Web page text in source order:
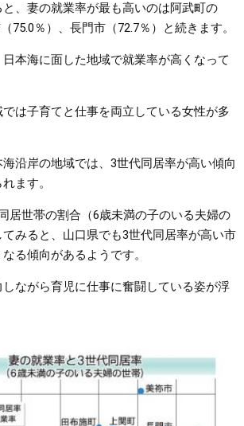
、妻の就業率が最も高いのは阿武町の
75.0％）、長門市（72.7％）と続きます。
本海に面した地域で就業率が高くなって
は子育てと仕事を両立している女性が多
沿岸の地域では、3世代同居率が高い傾向
ます。
居世帯の割合（6歳未満の子のいる夫婦の
みると、山口県でも3世代同居率が高い市
る傾向があるようです。
ながら育児に仕事に奮闘している姿が浮